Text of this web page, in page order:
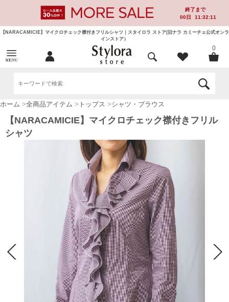
終了まで
00日 11:32:10
【NARACAMICIE】マイクロチェック襟付きフリルシャツ｜スタイロラ ストア(旧ナラ カミーチェ公式オンラ
インストア）
0
ホーム >全商品アイテム > トップス >シャツ・ブラウス
【NARACAMICIE】マイクロチェック襟付きフリル
シャツ